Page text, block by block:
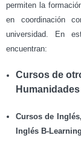
permiten la
en coordinación
universidad. En
encuentran:
Cursos de
Cursos de
Inglés B-